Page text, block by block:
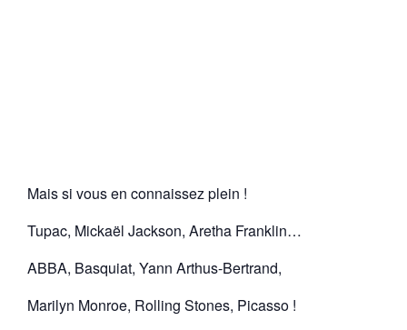
Mais si vous en connaissez plein !
Tupac, Mickaël Jackson, Aretha Franklin…
ABBA, Basquiat, Yann Arthus-Bertrand,
Marilyn Monroe, Rolling Stones, Picasso !